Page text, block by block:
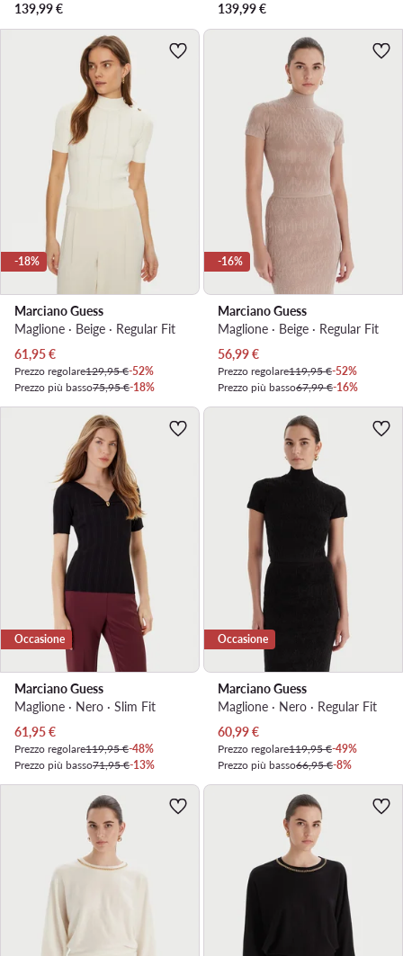
139,99€
139,99€
-18%
Marciano Guess
Maglione · Beige · Regular Fit
Prezzo attuale
61,95€
Prezzo regolare129,95 €-52%
Prezzo più basso75,95 €-18%
-16%
Marciano Guess
Maglione · Beige · Regular Fit
Prezzo attuale
56,99€
Prezzo regolare119,95 €-52%
Prezzo più basso67,99 €-16%
Occasione
Marciano Guess
Maglione · Nero · Slim Fit
Prezzo attuale
61,95€
Prezzo regolare119,95 €-48%
Prezzo più basso71,95 €-13%
Occasione
Marciano Guess
Maglione · Nero · Regular Fit
Prezzo attuale
60,99€
Prezzo regolare119,95 €-49%
Prezzo più basso66,95 €-8%